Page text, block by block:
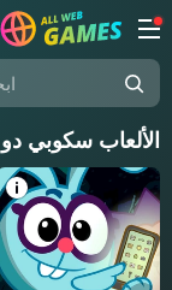
ابحث عن لعبة أو نوع
الألعاب سكوبي دو